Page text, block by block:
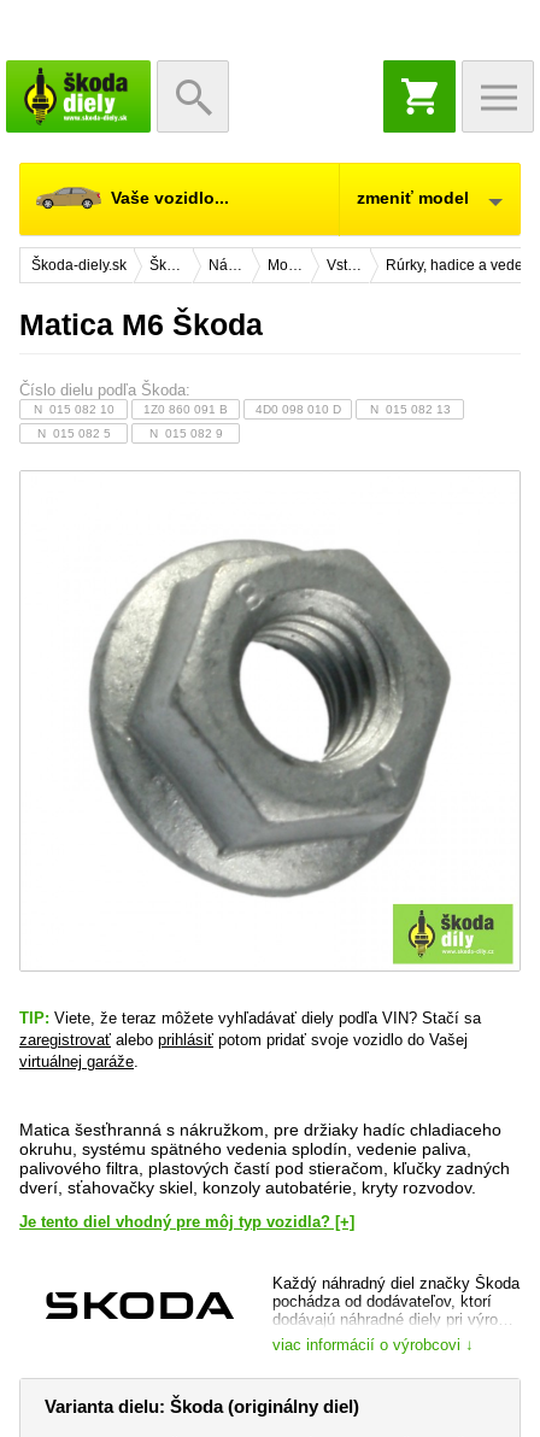
NÁKUPNÝ
KOŠÍK
Vaše vozidlo... zmeniť model
Škoda-diely.sk Škoda Citigo Náhradné diely Motor Vstrekovanie Rúrky, hadice a
Matica M6 Škoda
Číslo dielu podľa Škoda:
N 015 082 10 1Z0 860 091 B 4D0 098 010 D
N 015 082 13
N 015 082 5
N 015 082 9
TIP: Viete, že teraz môžete vyhľadávať diely podľa VIN? Stačí sa
zaregistrovať alebo prihlásiť potom pridať svoje vozidlo do Vašej
virtuálnej garáže.
Matica šesťhranná s nákružkom, pre držiaky hadíc chladiaceho
okruhu, systému spätného vedenia splodín, vedenie paliva,
palivového filtra, plastových častí pod stieračom, kľučky zadných
dverí, sťahovačky skiel, konzoly autobatérie, kryty rozvodov.
Je tento diel vhodný pre môj typ vozidla? [+]
Každý náhradný diel značky Škoda
pochádza od dodávateľov, ktorí
dodávajú náhradné diely pri výrobe
vozidla a je dôkladne preverený,
ako samotnou automobilkou, tak jej
a totožný diel, ktorý bol do vozidla
viac informácií o výrobcovi ↓
Varianta dielu: Škoda (originálny diel)